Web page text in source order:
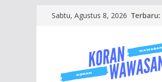
SkipSabtu, Agustus 8, 2026 Terbaru: